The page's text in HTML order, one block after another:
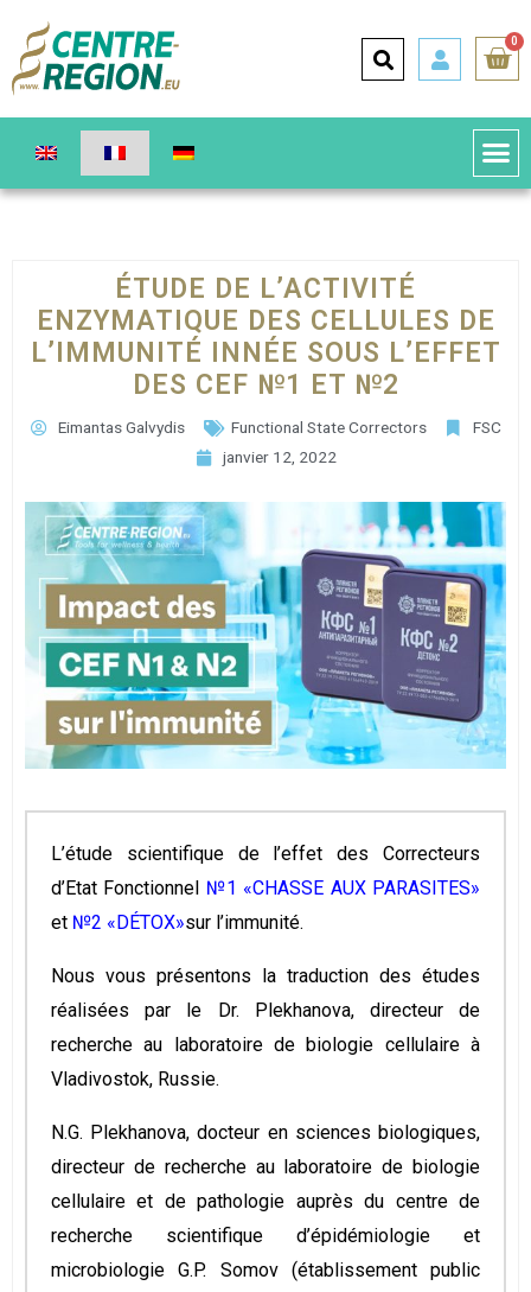
0
ÉTUDE DE L’ACTIVITÉ
ENZYMATIQUE DES CELLULES DE
L’IMMUNITÉ INNÉE SOUS L’EFFET
DES CEF №1 ET №2
Eimantas Galvydis Functional State Correctors
FSC
janvier 12, 2022
L’étude scientifique de l’effet des Correcteurs
d’Etat Fonctionnel №1 «CHASSE AUX PARASITES»
et №2 «DÉTOX»sur l’immunité.
Nous vous présentons la traduction des études
réalisées par le Dr. Plekhanova, directeur de
recherche au laboratoire de biologie cellulaire à
Vladivostok, Russie.
N.G. Plekhanova, docteur en sciences biologiques,
directeur de recherche au laboratoire de biologie
cellulaire et de pathologie auprès du centre de
recherche scientifique d’épidémiologie et
microbiologie G.P. Somov (établissement public